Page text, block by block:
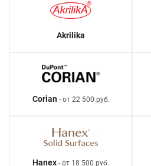
Akrilika
Corian- от 22 500 руб.
Hanex - от 18 500 руб.